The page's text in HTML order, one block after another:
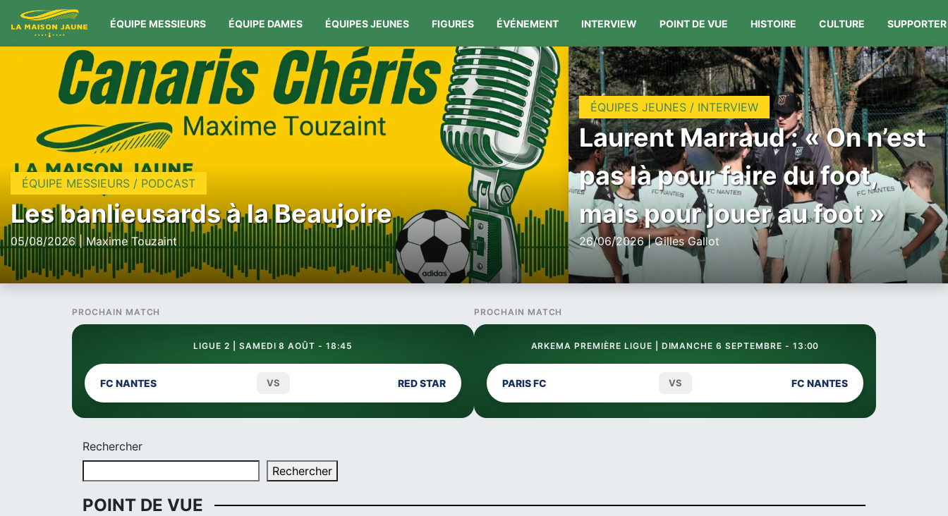
ÉQUIPE MESSIEURS ÉQUIPE DAMES ÉQUIPES JEUNES FIGURES ÉVÉNEMENT INTERVIEW POINT DE VUE HISTOIRE CULTURE SUPPORTER
ÉQUIPE MESSIEURS / PODCAST
Les banlieusards à la Beaujoire
05/08/2026 | Maxime Touzaint
ÉQUIPES JEUNES / INTERVIEW
Laurent Marraud : « On n’est
pas là pour faire du foot,
mais pour jouer au foot »
26/06/2026 | Gilles Gallot
PROCHAIN MATCH
LIGUE 2 | SAMEDI 8 AOÛT - 18:45
FC NANTES VS RED STAR
PROCHAIN MATCH
ARKEMA PREMIÈRE LIGUE | DIMANCHE 6 SEPTEMBRE - 13:00
PARIS FC VS FC NANTES
Rechercher
Rechercher
POINT DE VUE